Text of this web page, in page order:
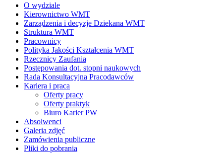
O wydziale
Kierownictwo WMT
Zarządzenia i decyzje Dziekana WMT
Struktura WMT
Pracownicy
Polityka Jakości Kształcenia WMT
Rzecznicy Zaufania
Postępowania dot. stopni naukowych
Rada Konsultacyjna Pracodawców
Kariera i praca
Oferty pracy
Oferty praktyk
Biuro Karier PW
Absolwenci
Galeria zdjęć
Zamówienia publiczne
Pliki do pobrania